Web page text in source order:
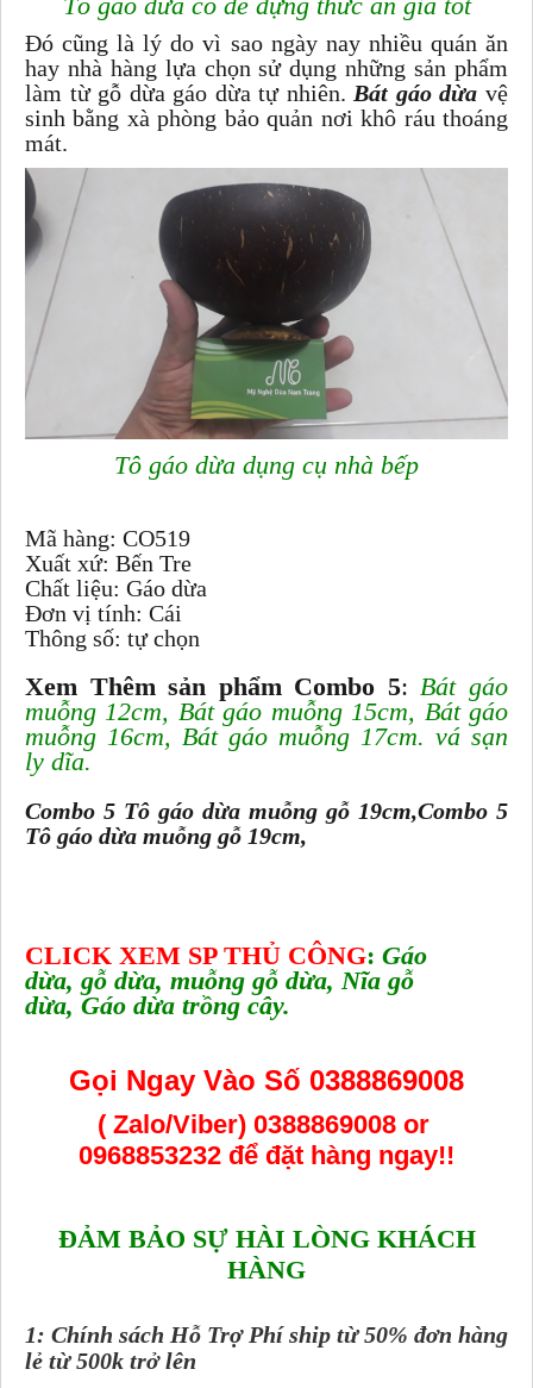
Đó cũng là lý do vì sao ngày nay nhiều quán ăn
hay nhà hàng lựa chọn sử dụng những sản phẩm
làm từ gỗ dừa gáo dừa tự nhiên. Bát gáo dừa vệ
sinh bằng xà phòng bảo quản nơi khô ráu thoáng
mát.
Tô gáo dừa dụng cụ nhà bếp
Mã hàng: CO519
Xuất xứ: Bến Tre
Chất liệu: Gáo dừa
Đơn vị tính: Cái
Thông số: tự chọn
Xem Thêm sản phẩm Combo 5:Bát gáo
muỗng 12cm, Bát gáo muỗng 15cm, Bát gáo
muỗng 16cm, Bát gáo muỗng 17cm. vá sạn
ly dĩa.
Combo 5 Tô gáo dừa muỗng gỗ 19cm,Combo 5
Tô gáo dừa muỗng gỗ 19cm,
CLICK XEM SP THỦ CÔNG: Gáo
dừa, gỗ dừa, muỗng gỗ dừa,Nĩa gỗ
dừa, Gáo dừa trồng cây.
Gọi Ngay Vào Số 0388869008
( Zalo/Viber) 0388869008 or
0968853232 để đặt hàng ngay!!
ĐẢM BẢO SỰ HÀI LÒNG KHÁCH
HÀNG
1: Chính sách Hỗ Trợ Phí ship từ 50% đơn hàng
lẻ từ 500k trở lên